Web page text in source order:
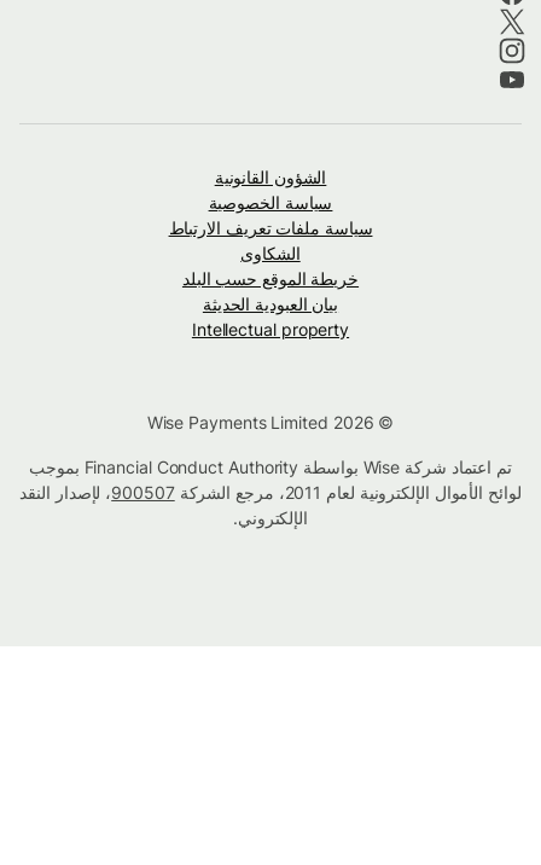
الشؤون القانونية
سياسة الخصوصية
سياسة ملفات تعريف الارتباط
الشكاوى
خريطة الموقع حسب البلد
بيان العبودية الحديثة
Intellectual property
تم اعتماد شركة Wise بواسطة Financial Conduct Authority بموجب
لوائح الأموال الإلكترونية لعام 2011، مرجع الشركة
900507، لإصدار النقد
الإلكتروني.